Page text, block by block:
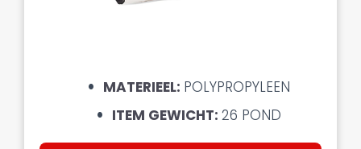
MATERIEEL: POLYPROPYLEEN
ITEM GEWICHT: 26 POND